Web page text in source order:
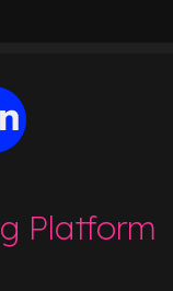
Platform